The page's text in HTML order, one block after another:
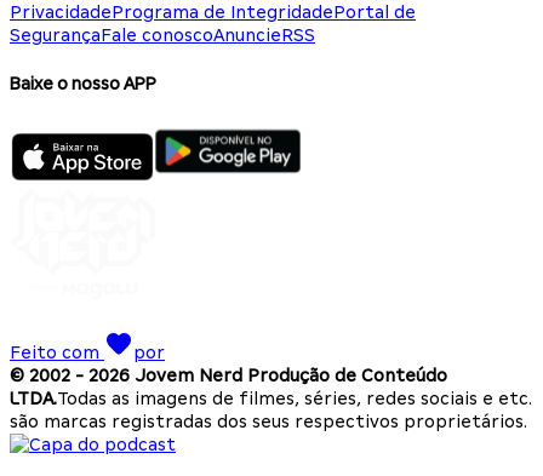
PrivacidadePrograma de IntegridadePortal de
SegurançaFale conoscoAnuncieRSS
Baixe o nosso APP
Feito com
por
© 2002 - 2026 Jovem Nerd Produção de Conteúdo
LTDA.Todas as imagens de filmes, séries, redes sociais e etc.
são marcas registradas dos seus respectivos proprietários.